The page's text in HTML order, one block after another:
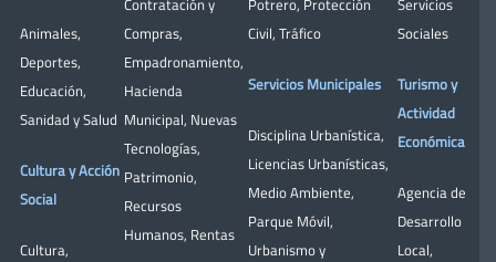
Animales,
Deportes,
Educación,
Sanidad y Salud
Cultura y Acción
Social
Cultura,
Compras,
Empadronamiento,
Hacienda
Municipal, Nuevas
Tecnologías,
Patrimonio,
Recursos
Humanos, Rentas
Civil, Tráfico
Servicios Municipales
Disciplina Urbanística,
Licencias Urbanísticas,
Medio Ambiente,
Parque Móvil,
Urbanismo y
Sociales
Turismo y
Actividad
Económica
Agencia de
Desarrollo
Local,